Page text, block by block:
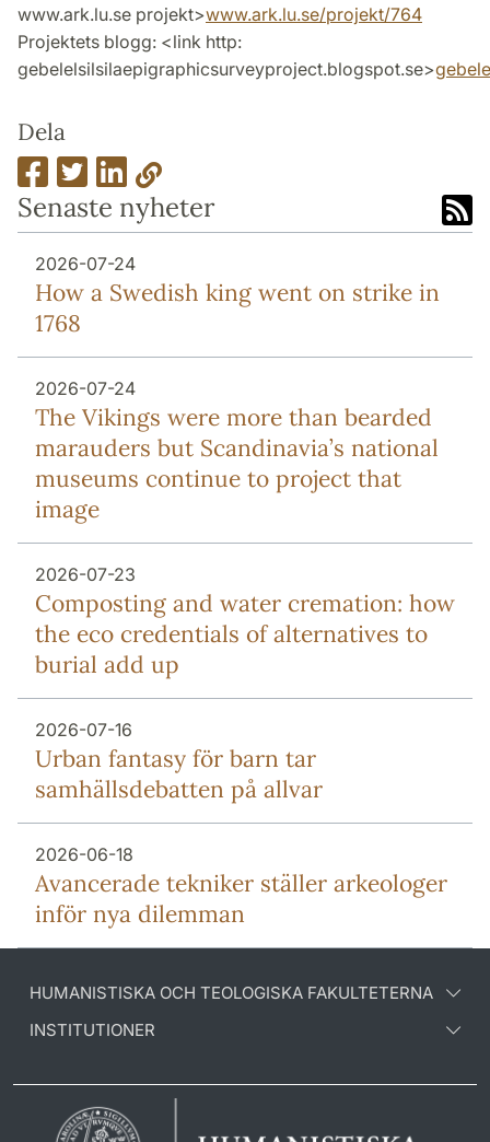
www.ark.lu.se projekt>www.ark.lu.se/projekt/764
Projektets blogg: <link http:
gebelelsilsilaepigraphicsurveyproject.blogspot.se>
Dela
Senaste nyheter
2026-07-24
How a Swedish king went on strike in
1768
2026-07-24
The Vikings were more than bearded
marauders but Scandinavia’s national
museums continue to project that
image
2026-07-23
Composting and water cremation: how
the eco credentials of alternatives to
burial add up
2026-07-16
Urban fantasy för barn tar
samhällsdebatten på allvar
2026-06-18
Avancerade tekniker ställer arkeologer
inför nya dilemman
HUMANISTISKA OCH TEOLOGISKA FAKULTETERNA
INSTITUTIONER